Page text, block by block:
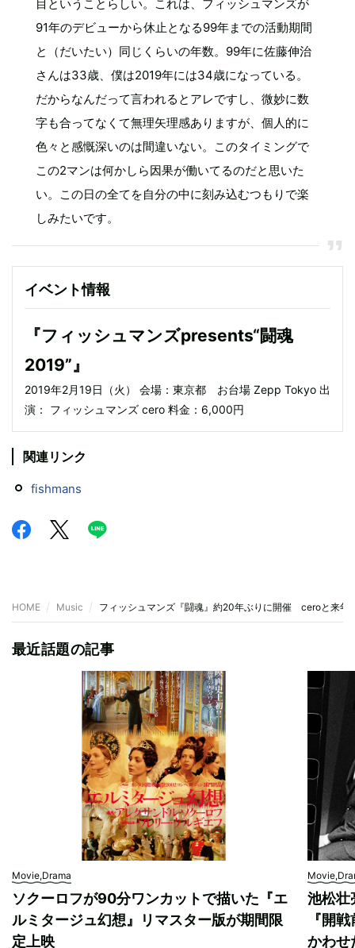
目ということらしい。これは、フィッシュマンズが
91年のデビューから休止となる99年までの活動期間
と（だいたい）同じくらいの年数。99年に佐藤伸治
さんは33歳、僕は2019年には34歳になっている。
だからなんだって言われるとアレですし、微妙に数
字も合ってなくて無理矢理感ありますが、個人的に
色々と感慨深いのは間違いない。このタイミングで
この2マンは何かしら因果が働いてるのだと思いた
い。この日の全てを自分の中に刻み込むつもりで楽
しみたいです。
イベント情報
『フィッシュマンズpresents“闘魂
2019”』
2019年2月19日（火） 会場：東京都 お台場 Zepp Tokyo 出
演： フィッシュマンズ cero 料金：6,000円
関連リンク
fishmans
HOME Music フィッシュマンズ『闘魂』約20年ぶりに開催 ceroと来年
最近話題の記事
Movie,Drama
ソクーロフが90分ワンカットで描いた『エ
ルミタージュ幻想』リマスター版が期間限
定上映
池松壮
『開
かわせ